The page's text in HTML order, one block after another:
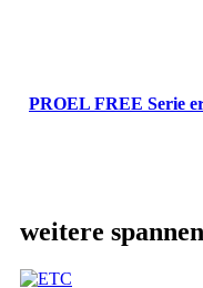
PROEL FREE Serie
weitere